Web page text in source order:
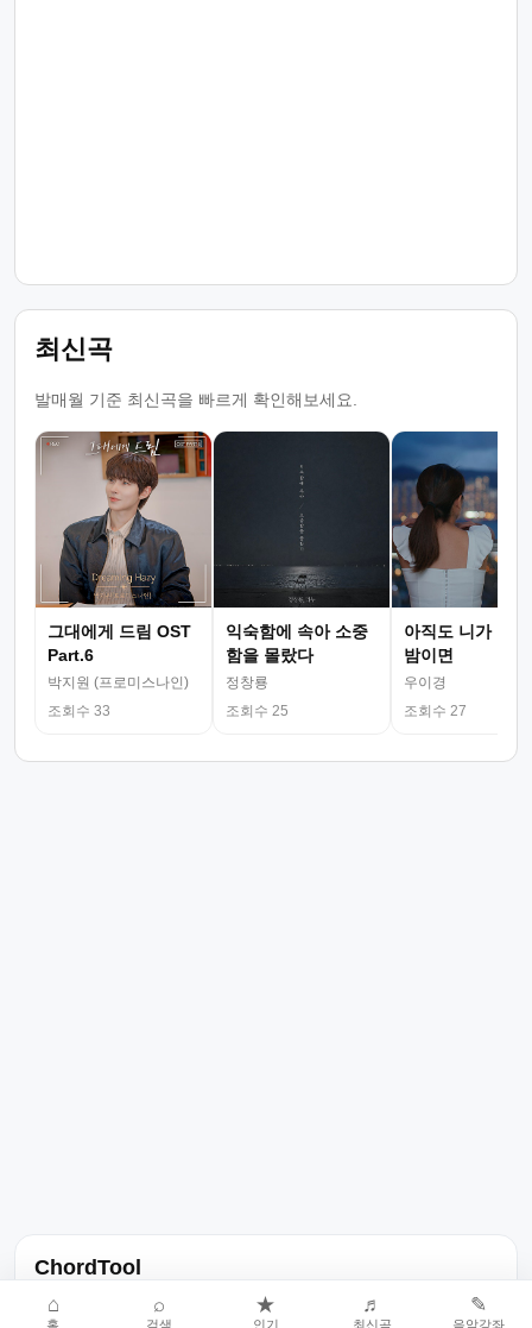
최신곡
발매월 기준 최신곡을 빠르게 확인해보세요.
그대에게 드림 OST
Part.6
박지원 (프로미스나인)
조회수 33
익숙함에 속아 소중
함을 몰랐다
정창룡
조회수 25
아직도 니가 그
밤이면
우이경
조회수 27
ChordTool
노래 가사, 곡 정보, 코드, 악보를 한곳에서 찾을 수 있는 음악 정보
⌂
홈
⌕
검색
★
인기
♬
최신곡
✎
음악강좌